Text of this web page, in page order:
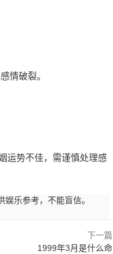
情破裂。
运势不佳，需谨慎处理感
乐参考，不能盲信。
下一篇
1999年3月是什么命